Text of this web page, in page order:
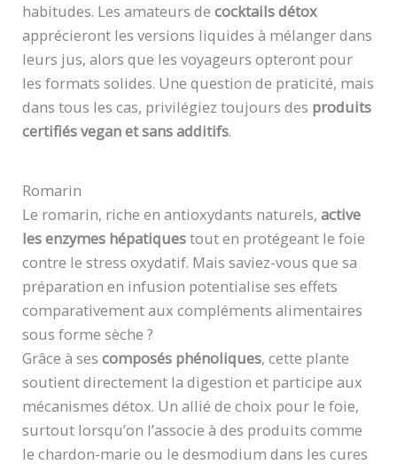
habitudes. Les amateurs decocktails détox
apprécieront les versions liquides à mélanger dans
leurs jus, alors que les voyageurs opteront pour
les formats solides. Une question de praticité, mais
dans tous les cas, privilégiez toujours des produits
certifiés vegan et sans additifs.
Romarin
Le romarin, riche en antioxydants naturels,active
les enzymes hépatiquestout en protégeant le foie
contre le stress oxydatif. Mais saviez-vous que sa
préparation en infusion potentialise ses effets
comparativement aux compléments alimentaires
sous forme sèche ?
Grâce à sescomposés phénoliques, cette plante
soutient directement la digestion et participe aux
mécanismes détox. Un allié de choix pour le foie,
surtout lorsqu’on l’associe à des produits comme
le chardon-marie ou le desmodium dans les cures